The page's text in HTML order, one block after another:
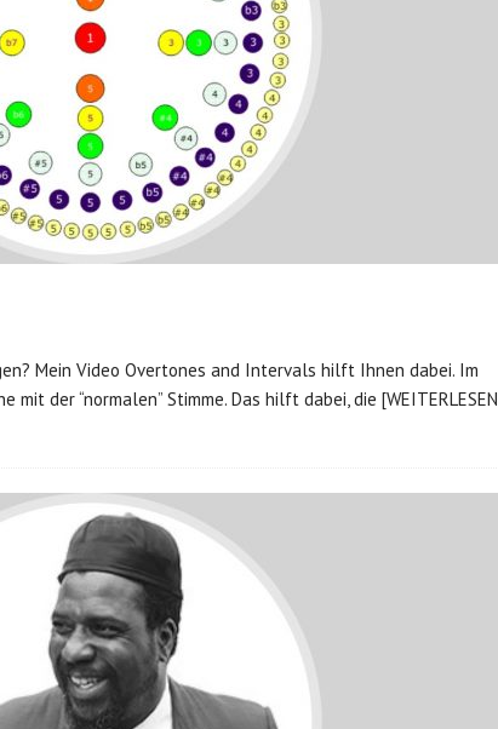
Mein Video Overtones and Intervals hilft Ihnen dabei. Im
mit der “normalen” Stimme. Das hilft dabei, die [WEITERLESEN